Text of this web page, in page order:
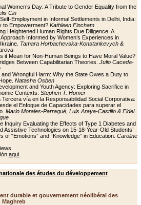
Women’s Day: A Tribute to Gender Equality from the
Cin
Employment in Informal Settlements in Delhi, India:
to Empowerment? Kathleen Fincham
Heightened Human Rights Due Diligence: A
Informed by Women’s Experiences in
Tamara Horbachevska-Konstankevych &
it Mean for Non-Human Beings to Have Moral Value?
Between Capabilitarian Theories. Julio Caceda-
and Wrongful Harm: Why the State Owes a Duty to
Natasha Osben
and Youth Agency: Exploring Sacrifice in
Contexts. Stephen T. Homer
Tercera vía en la Responsabilidad Social Corporativa:
el Enfoque de Capacidades para superar el
Mario Morales-Parragué, Luis Araya-Castillo & Fidel
Inquiry Evaluating the Effects of Type 1 Diabetes and
Assistive Technologies on 15-18-Year-Old Students’
of “Emotions” and “Knowledge” in Education. Caroline
aquí.
des études du développement
durable et gouvernement néolibéral des
Maghreb